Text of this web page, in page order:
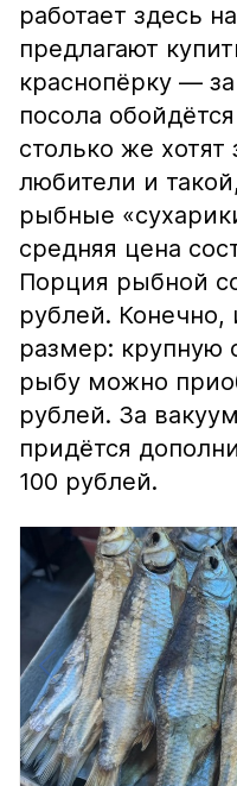
работает здесь
предлагают
краснопёрку —
посола
столько же хотят
любители и
рыбные
средняя цена
Порция рыбной
рублей. Конечно,
размер: крупную
рыбу можно
рублей. За
придётся
100 рублей.